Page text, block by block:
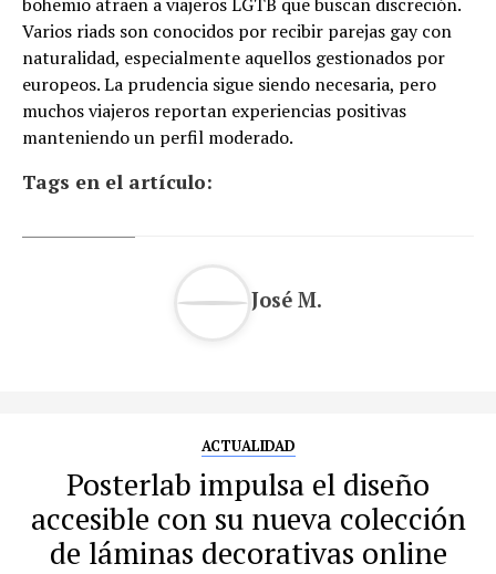
Varios riads son conocidos por recibir parejas gay con
naturalidad, especialmente aquellos gestionados por
europeos. La prudencia sigue siendo necesaria, pero
muchos viajeros reportan experiencias positivas
manteniendo un perfil moderado.
Tags en el artículo:
José M.
ACTUALIDAD
Posterlab impulsa el diseño
accesible con su nueva colección
de láminas decorativas online